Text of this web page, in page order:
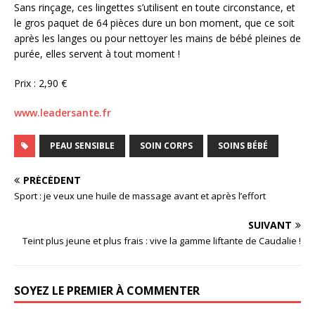
Sans rinçage, ces lingettes s’utilisent en toute circonstance, et
le gros paquet de 64 pièces dure un bon moment, que ce soit
après les langes ou pour nettoyer les mains de bébé pleines de
purée, elles servent à tout moment !
Prix : 2,90 €
www.leadersante.fr
PEAU SENSIBLE SOIN CORPS SOINS BÉBÉ
PRÉCÉDENT
Sport : je veux une huile de massage avant et après l’effort
SUIVANT
Teint plus jeune et plus frais : vive la gamme liftante de Caudalie !
SOYEZ LE PREMIER À COMMENTER